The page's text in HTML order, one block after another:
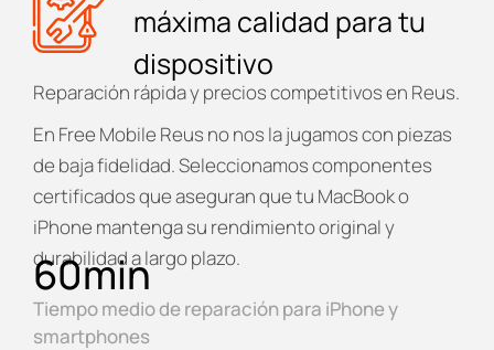
máxima calidad para tu
dispositivo
Reparación rápida y precios competitivos en Reus.
En Free Mobile Reus no nos la jugamos con piezas
de baja fidelidad. Seleccionamos componentes
certificados que aseguran que tu MacBook o
iPhone mantenga su rendimiento original y
durabilidad a largo plazo.
Tiempo medio de reparación para iPhone y
smartphones
60min